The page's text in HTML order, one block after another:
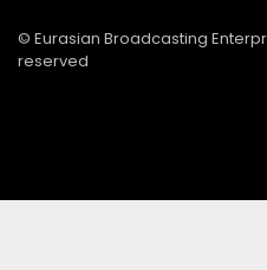
© Eurasian Broadcasting
reserved